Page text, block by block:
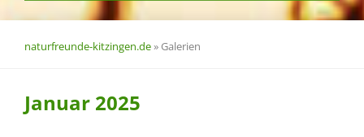
naturfreunde-kitzingen.de» Galerien
Januar 2025